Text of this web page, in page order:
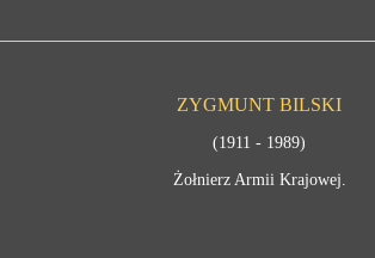
ZYGMUNT BILSKI
(1911 - 1989)
Żołnierz Armii Krajowej.